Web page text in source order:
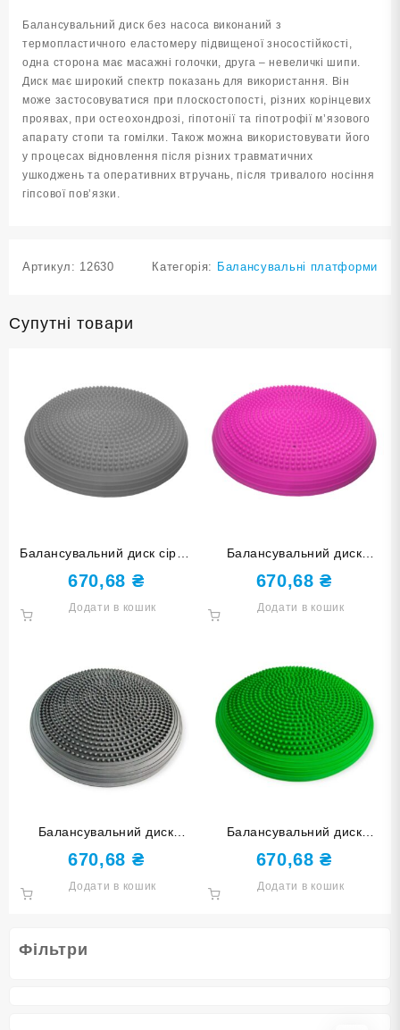
Фільтри
Балансувальний диск без насоса виконаний з
термопластичного еластомеру підвищеної зносостійкості,
одна сторона має масажні голочки, друга – невеличкі шипи.
Диск має широкий спектр показань для використання. Він
може застосовуватися при плоскостопості, різних корінцевих
проявах, при остеохондрозі, гіпотонії та гіпотрофії м’язового
апарату стопи та гомілки. Також можна використовувати його
у процесах відновлення після різних травматичних
ушкоджень та оперативних втручань, після тривалого носіння
гіпсової пов’язки.
Артикул: 12630 Категорія: Балансувальні платформи
Супутні товари
Балансувальний диск сірий
YJ-O-M-grey
670,68 ₴
Додати в кошик
Балансувальний диск
рожевий YJ-O-M-rose red
670,68₴
Додати в кошик
Балансувальний диск
чорний YJ-O-M-black
670,68 ₴
Додати в кошик
Балансувальний диск
зелений YJ-O-M-green
670,68₴
Додати в кошик